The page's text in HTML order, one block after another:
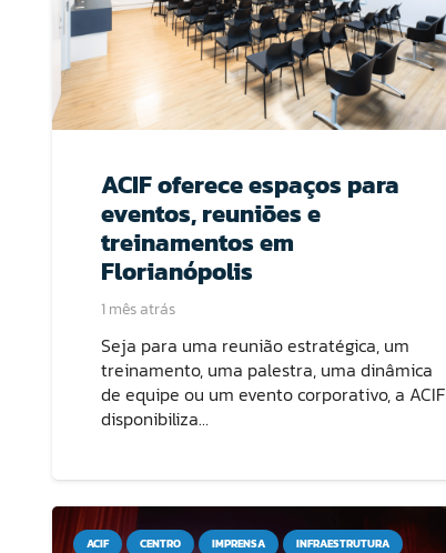
ACIF oferece espaços para
eventos, reuniões e
treinamentos em
Florianópolis
1 mês atrás
Seja para uma reunião estratégica, um
treinamento, uma palestra, uma dinâmica
de equipe ou um evento corporativo, a ACIF
disponibiliza…
ACIF CENTRO IMPRENSA INFRAESTRUTURA